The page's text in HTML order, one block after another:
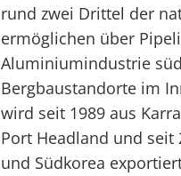
rund zwei Drittel der
ermöglichen über
Aluminiumindustrie
Bergbaustandorte im
wird seit 1989 aus
Port Headland und seit
und Südkorea